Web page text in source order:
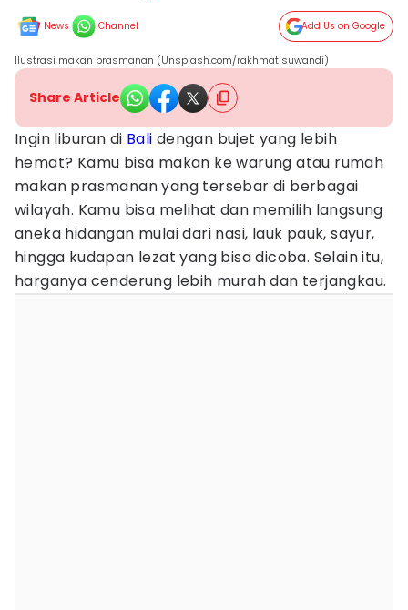
News Channel Add Us on Google
Ilustrasi makan prasmanan (Unsplash.com/rakhmat suwandi)
Share Article
Ingin liburan di Bali dengan bujet yang lebih
hemat? Kamu bisa makan ke warung atau rumah
makan prasmanan yang tersebar di berbagai
wilayah. Kamu bisa melihat dan memilih langsung
aneka hidangan mulai dari nasi, lauk pauk, sayur,
hingga kudapan lezat yang bisa dicoba. Selain itu,
harganya cenderung lebih murah dan terjangkau.